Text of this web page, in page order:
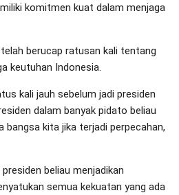
komitmen kuat dalam menjaga
berucap ratusan kali tentang
keutuhan Indonesia.
kali jauh sebelum jadi presiden
dalam banyak pidato beliau
bangsa kita jika terjadi perpecahan,
beliau menjadikan
semua kekuatan yang ada